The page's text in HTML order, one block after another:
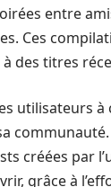
entre
Ces
des titres
utilisateurs
créées par
grâce à